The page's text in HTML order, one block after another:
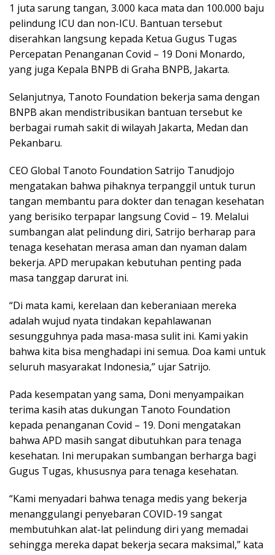
1 juta sarung tangan, 3.000 kaca mata dan 100.000 baju
pelindung ICU dan non-ICU. Bantuan tersebut
diserahkan langsung kepada Ketua Gugus Tugas
Percepatan Penanganan Covid – 19 Doni Monardo,
yang juga Kepala BNPB di Graha BNPB, Jakarta.
Selanjutnya, Tanoto Foundation bekerja sama dengan
BNPB akan mendistribusikan bantuan tersebut ke
berbagai rumah sakit di wilayah Jakarta, Medan dan
Pekanbaru.
CEO Global Tanoto Foundation Satrijo Tanudjojo
mengatakan bahwa pihaknya terpanggil untuk turun
tangan membantu para dokter dan tenagan kesehatan
yang berisiko terpapar langsung Covid – 19. Melalui
sumbangan alat pelindung diri, Satrijo berharap para
tenaga kesehatan merasa aman dan nyaman dalam
bekerja. APD merupakan kebutuhan penting pada
masa tanggap darurat ini.
“Di mata kami, kerelaan dan keberaniaan mereka
adalah wujud nyata tindakan kepahlawanan
sesungguhnya pada masa-masa sulit ini. Kami yakin
bahwa kita bisa menghadapi ini semua. Doa kami untuk
seluruh masyarakat Indonesia,” ujar Satrijo.
Pada kesempatan yang sama, Doni menyampaikan
terima kasih atas dukungan Tanoto Foundation
kepada penanganan Covid – 19. Doni mengatakan
bahwa APD masih sangat dibutuhkan para tenaga
kesehatan. Ini merupakan sumbangan berharga bagi
Gugus Tugas, khususnya para tenaga kesehatan.
“Kami menyadari bahwa tenaga medis yang bekerja
menanggulangi penyebaran COVID-19 sangat
membutuhkan alat-lat pelindung diri yang memadai
sehingga mereka dapat bekerja secara maksimal,” kata